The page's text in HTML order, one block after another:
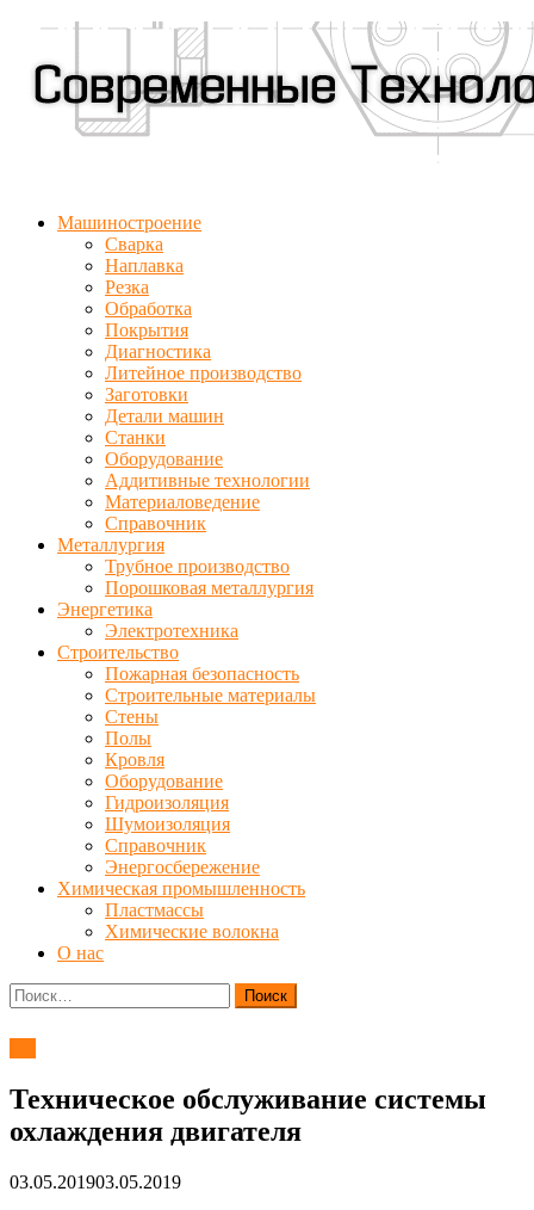
Машиностроение
Сварка
Наплавка
Резка
Обработка
Покрытия
Диагностика
Литейное производство
Заготовки
Детали машин
Станки
Оборудование
Аддитивные технологии
Материаловедение
Справочник
Металлургия
Трубное производство
Порошковая металлургия
Энергетика
Электротехника
Строительство
Пожарная безопасность
Строительные материалы
Стены
Полы
Кровля
Оборудование
Гидроизоляция
Шумоизоляция
Справочник
Энергосбережение
Химическая промышленность
Пластмассы
Химические волокна
О нас
Найти:
Техническое обслуживание системы
охлаждения двигателя
03.05.201903.05.2019